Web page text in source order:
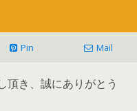
Pin Mail
頂き、誠にありがとう